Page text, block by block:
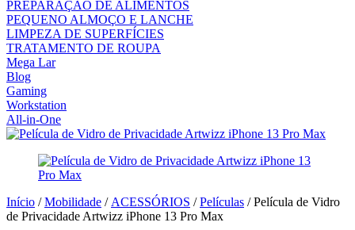
PREPARAÇÃO DE ALIMENTOS
PEQUENO ALMOÇO E LANCHE
LIMPEZA DE SUPERFÍCIES
TRATAMENTO DE ROUPA
Mega Lar
Blog
Gaming
Workstation
All-in-One
Início /Mobilidade /ACESSÓRIOS /Películas / Película de Vidro
de Privacidade Artwizz iPhone 13 Pro Max